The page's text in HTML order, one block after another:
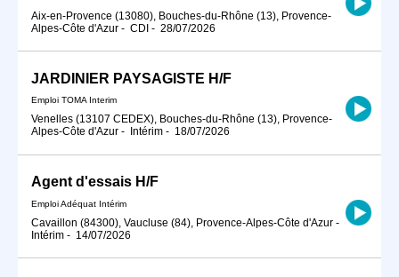
Aix-en-Provence (13080), Bouches-du-Rhône (13), Provence-
Alpes-Côte d'Azur - CDI - 28/07/2026
JARDINIER PAYSAGISTE H/F
Emploi TOMA Interim
Venelles (13107 CEDEX), Bouches-du-Rhône (13), Provence-
Alpes-Côte d'Azur - Intérim - 18/07/2026
Agent d'essais H/F
Emploi Adéquat Intérim
Cavaillon (84300), Vaucluse (84), Provence-Alpes-Côte d'Azur -
Intérim - 14/07/2026